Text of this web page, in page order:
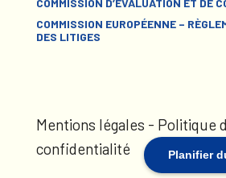
Planifier
COMMISSION D’EVALUATION ET DE
COMMISSION EUROPÉENNE –
DES LITIGES
Mentions légales - Politique
confidentialité